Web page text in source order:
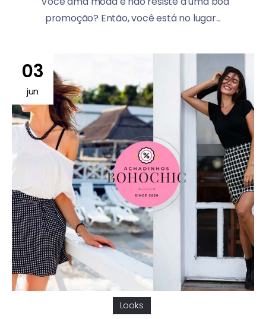
promoção? Então, você está no lugar...
03
jun
Looks